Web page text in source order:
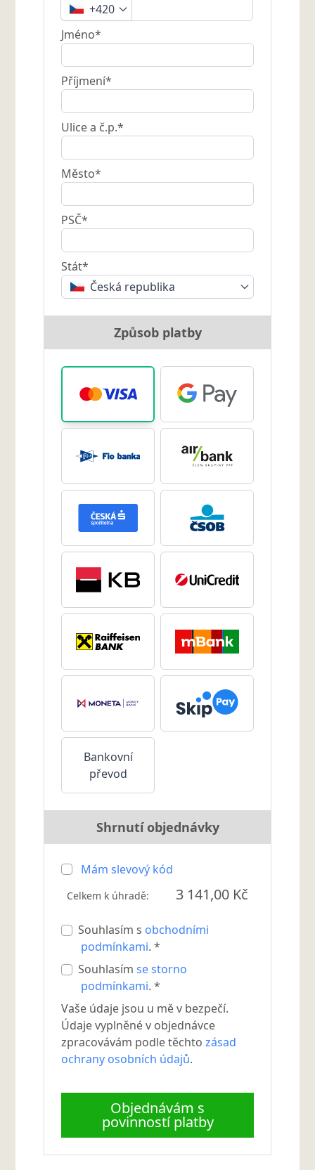
+420
Jméno*
Příjmení*
Ulice a č.p.*
Město*
PSČ*
Stát*
Česká republika
Způsob platby
Bankovní
převod
Shrnutí objednávky
Mám slevový kód
Celkem k úhradě: 3 141,00 Kč
Souhlasím s obchodními
podmínkami. *
Souhlasímse storno
podmínkami. *
Vaše údaje jsou u mě v bezpečí.
Údaje vyplněné v objednávce
zpracovávám podle těchtozásad
ochrany osobních údajů.
Objednávám s
povinností platby